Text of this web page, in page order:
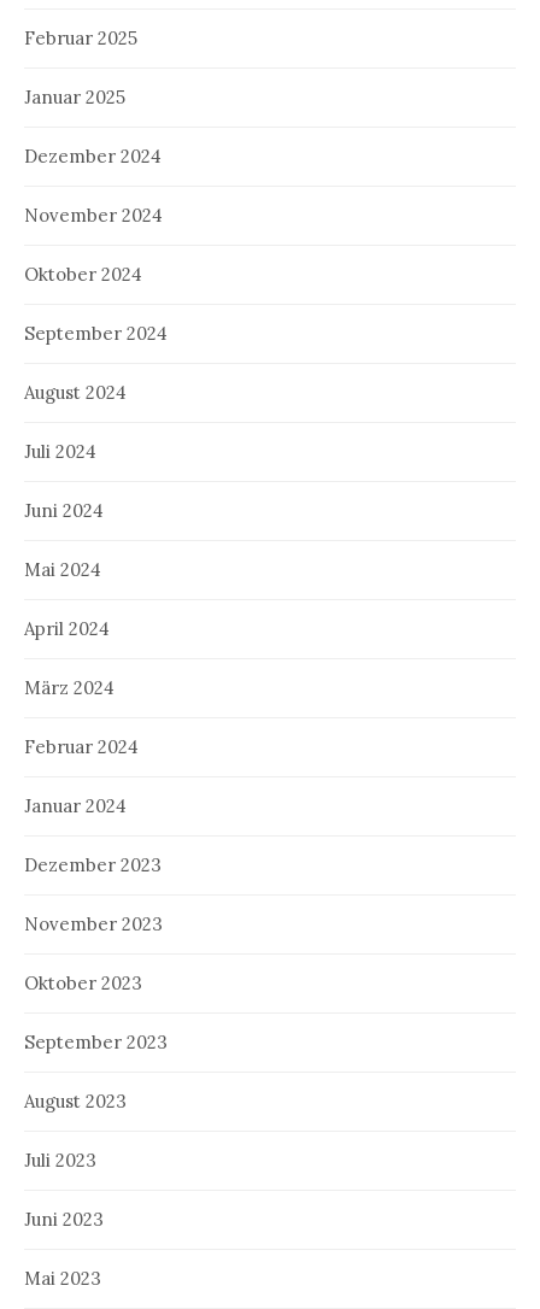
Februar 2025
Januar 2025
Dezember 2024
November 2024
Oktober 2024
September 2024
August 2024
Juli 2024
Juni 2024
Mai 2024
April 2024
März 2024
Februar 2024
Januar 2024
Dezember 2023
November 2023
Oktober 2023
September 2023
August 2023
Juli 2023
Juni 2023
Mai 2023